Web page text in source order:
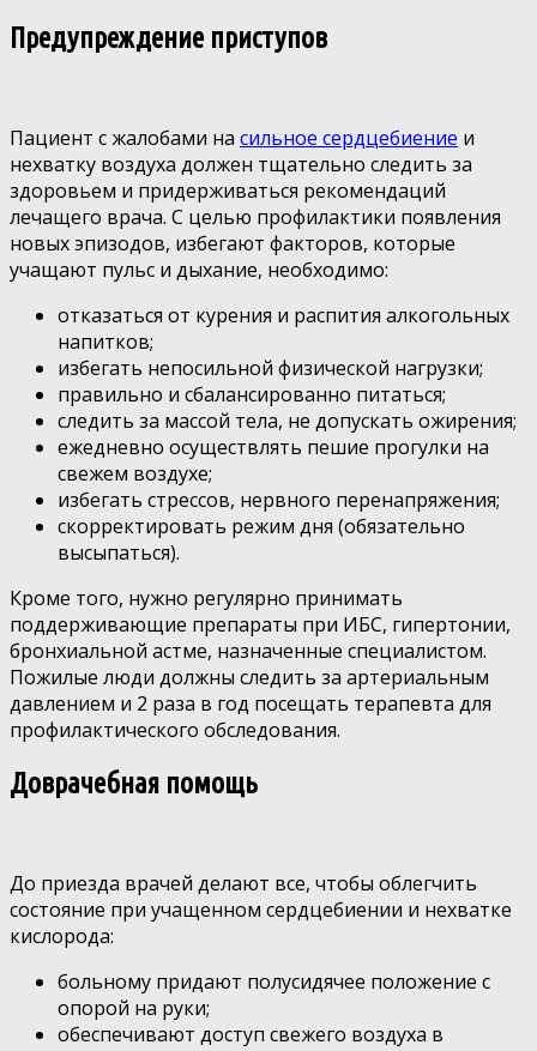
Предупреждение приступов
Пациент с жалобами на сильное сердцебиение и
нехватку воздуха должен тщательно следить за
здоровьем и придерживаться рекомендаций
лечащего врача. С целью профилактики появления
новых эпизодов, избегают факторов, которые
учащают пульс и дыхание, необходимо:
отказаться от курения и распития алкогольных
напитков;
избегать непосильной физической нагрузки;
правильно и сбалансированно питаться;
следить за массой тела, не допускать ожирения;
ежедневно осуществлять пешие прогулки на
свежем воздухе;
избегать стрессов, нервного перенапряжения;
скорректировать режим дня (обязательно
высыпаться).
Кроме того, нужно регулярно принимать
поддерживающие препараты при ИБС, гипертонии,
бронхиальной астме, назначенные специалистом.
Пожилые люди должны следить за артериальным
давлением и 2 раза в год посещать терапевта для
профилактического обследования.
Доврачебная помощь
До приезда врачей делают все, чтобы облегчить
состояние при учащенном сердцебиении и нехватке
кислорода:
больному придают полусидячее положение с
опорой на руки;
обеспечивают доступ свежего воздуха в